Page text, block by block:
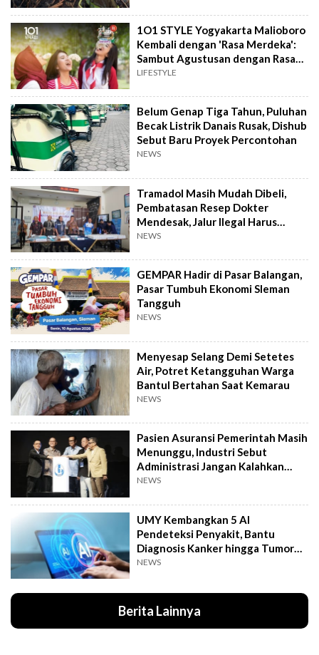
1O1 STYLE Yogyakarta Malioboro
Kembali dengan 'Rasa Merdeka':
Sambut Agustusan dengan Rasa
dan Tawa
LIFESTYLE
Belum Genap Tiga Tahun, Puluhan
Becak Listrik Danais Rusak, Dishub
Sebut Baru Proyek Percontohan
NEWS
Tramadol Masih Mudah Dibeli,
Pembatasan Resep Dokter
Mendesak, Jalur Ilegal Harus
Distop
NEWS
GEMPAR Hadir di Pasar Balangan,
Pasar Tumbuh Ekonomi Sleman
Tangguh
NEWS
Menyesap Selang Demi Setetes
Air, Potret Ketangguhan Warga
Bantul Bertahan Saat Kemarau
NEWS
Pasien Asuransi Pemerintah Masih
Menunggu, Industri Sebut
Administrasi Jangan Kalahkan
Kemanusiaan
NEWS
UMY Kembangkan 5 AI
Pendeteksi Penyakit, Bantu
Diagnosis Kanker hingga Tumor
Otak Lebih Cepat
NEWS
Berita Lainnya